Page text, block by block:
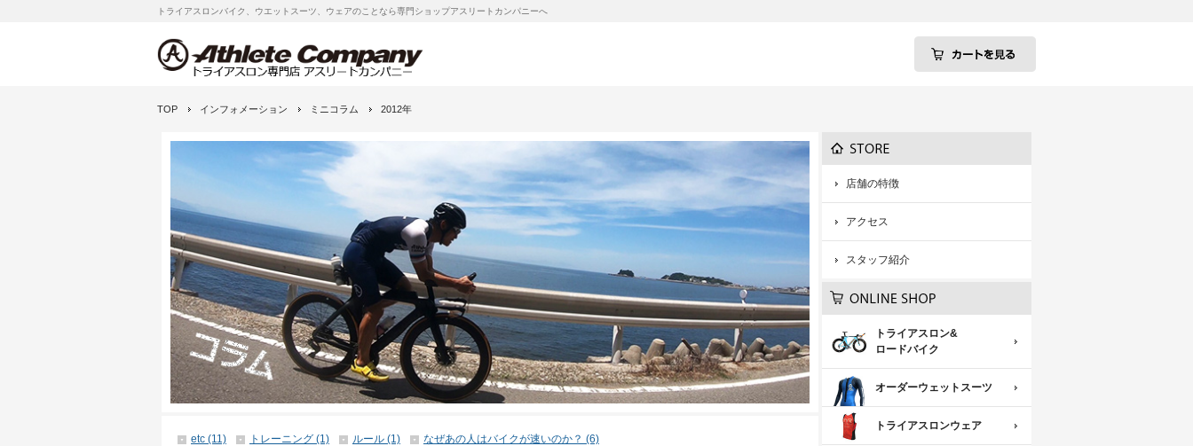
トライアスロンバイク、ウエットスーツ、ウェアのことなら専門ショップアスリートカンパニーへ
TOP インフォメーション ミニコラム 2012年
etc (11) トレーニング (1) ルール (1) なぜあの人はバイクが速いのか？ (6)
店舗の特徴
アクセス
スタッフ紹介
トライアスロン&
ロードバイク
オーダーウェットスーツ
トライアスロンウェア